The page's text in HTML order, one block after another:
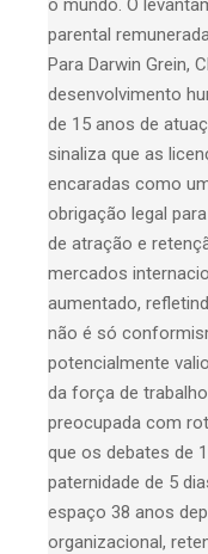
o mundo. O
parental
Para Darwin Grein,
desenvolvimento
de 15 anos de
sinaliza que as
encaradas como
obrigação legal
de atração e
mercados
aumentado,
não é só
potencialmente
da força de
preocupada com
que os debates de
paternidade de 5
espaço 38 anos
organizacional,